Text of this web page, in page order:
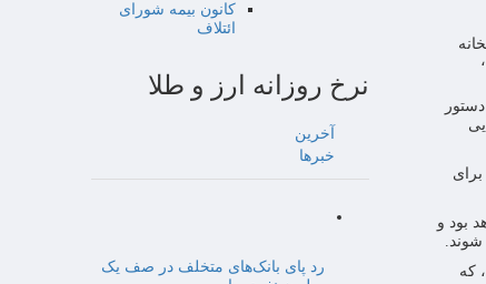
بود و
که
کانون بیمه شورای
ائتلاف
نرخ روزانه ارز و طلا
آخرین
خبرها
رد پای بانک‌های متخلف در صف یک